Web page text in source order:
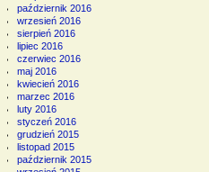
październik 2016
wrzesień 2016
sierpień 2016
lipiec 2016
czerwiec 2016
maj 2016
kwiecień 2016
marzec 2016
luty 2016
styczeń 2016
grudzień 2015
listopad 2015
październik 2015